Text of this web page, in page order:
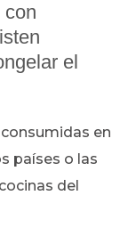
con
el
en
países o las
del